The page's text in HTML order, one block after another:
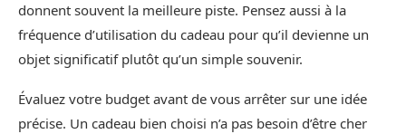
donnent souvent la meilleure piste. Pensez aussi à la
fréquence d’utilisation du cadeau pour qu’il devienne un
objet significatif plutôt qu’un simple souvenir.
Évaluez votre budget avant de vous arrêter sur une idée
précise. Un cadeau bien choisi n’a pas besoin d’être cher